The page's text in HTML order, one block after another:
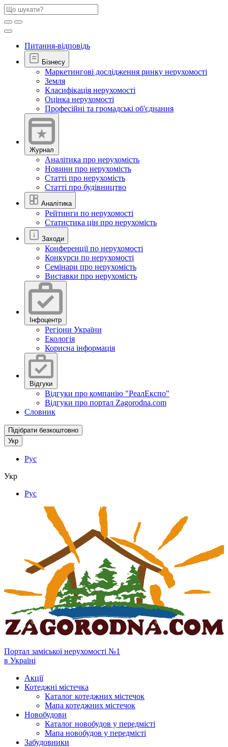
Питання-відповідь
Бізнесу
Маркетингові дослідження ринку нерухомості
Земля
Класифікація нерухомості
Оцінка нерухомості
Професійні та громадські об'єднання
Журнал
Аналітика про нерухомість
Новини про нерухомість
Статті про нерухомість
Статті про будівництво
Аналітика
Рейтинги по нерухомості
Статистика цін про нерухомість
Заходи
Конференції по нерухомості
Конкурси по нерухомості
Семінари про нерухомість
Виставки про нерухомість
Інфоцентр
Регіони України
Екологія
Корисна інформація
Відгуки
Відгуки про компанію "РеалЕкспо"
Відгуки про портал Zagorodna.com
Словник
Підібрати безкоштовно
Укр
Рус
Укр
Рус
Портал заміської нерухомості №1
в Україні
Акції
Котеджні містечка
Каталог котеджних містечок
Мапа котеджних містечок
Новобудови
Каталог новобудов у передмісті
Мапа новобудов у передмісті
Забудовники